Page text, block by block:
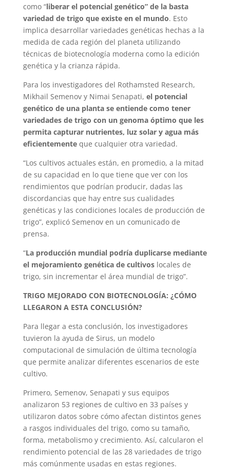
como “liberar el potencial genético” de la basta
variedad de trigo que existe en el mundo. Esto
implica desarrollar variedades genéticas hechas a la
medida de cada región del planeta utilizando
técnicas de biotecnología moderna como la edición
genética y la crianza rápida.
Para los investigadores del Rothamsted Research,
Mikhail Semenov y Nimai Senapati, el potencial
genético de una planta se entiende como tener
variedades de trigo con un genoma óptimo que les
permita capturar nutrientes, luz solar y agua más
eficientementeque cualquier otra variedad.
“Los cultivos actuales están, en promedio, a la mitad
de su capacidad en lo que tiene que ver con los
rendimientos que podrían producir, dadas las
discordancias que hay entre sus cualidades
genéticas y las condiciones locales de producción de
trigo”, explicó Semenov en un comunicado de
prensa.
“La producción mundial podría duplicarse mediante
el mejoramiento genética de cultivoslocales de
trigo, sin incrementar el área mundial de trigo”.
TRIGO MEJORADO CON BIOTECNOLOGÍA: ¿CÓMO
LLEGARON A ESTA CONCLUSIÓN?
Para llegar a esta conclusión, los investigadores
tuvieron la ayuda de Sirus, un modelo
computacional de simulación de última tecnología
que permite analizar diferentes escenarios de este
cultivo.
Primero, Semenov, Senapati y sus equipos
analizaron 53 regiones de cultivo en 33 países y
utilizaron datos sobre cómo afectan distintos genes
a rasgos individuales del trigo, como su tamaño,
forma, metabolismo y crecimiento. Así, calcularon el
rendimiento potencial de las 28 variedades de trigo
más comúnmente usadas en estas regiones.